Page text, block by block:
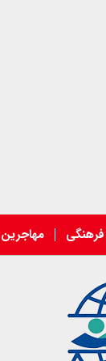
فرهنگی مهاجرین